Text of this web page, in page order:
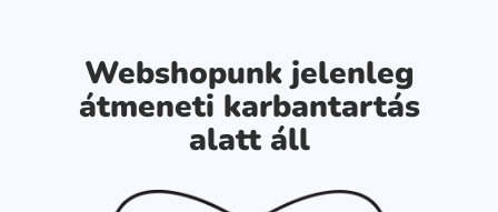
Webshopunk jelenleg
átmeneti karbantartás
alatt áll